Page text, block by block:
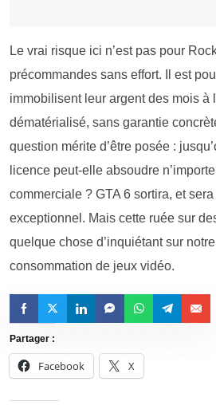
Le vrai risque ici n’est pas pour
précommandes sans effort. Il est
immobilisent leur argent des mois à
dématérialisé, sans garantie
question mérite d’être posée :
licence peut-elle absoudre
commerciale ? GTA 6 sortira, et
exceptionnel. Mais cette ruée sur
quelque chose d’inquiétant sur
consommation de jeux vidéo.
Partager :
Facebook X